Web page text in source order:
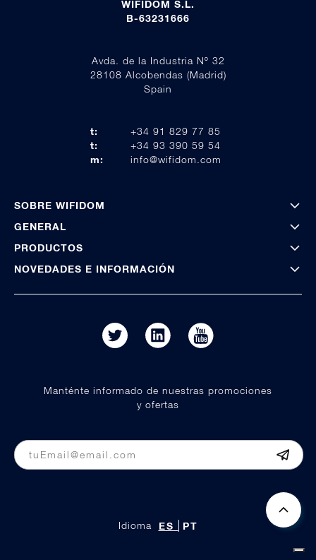
WIFIDOM S.L.
B-63231666
Avda. de la Industria Nº 32
28108 Alcobendas (Madrid)
Spain
t:
+34 91 829 77 85
t:
+34 93 390 59 54
m:
info@wifidom.com
SOBRE WIFIDOM
GENERAL
PRODUCTOS
NOVEDADES E INFORMACIÓN
Idioma ES PT
Manténte informado de nuestras promociones
y ofertas